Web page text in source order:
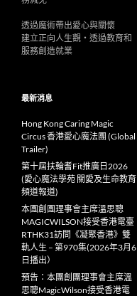
透過魔術帶出愛心與關懷
建立正向人生觀‧透過教育和
服務創造就業
最新消息
Hong Kong Caring Magic
Circus 香港愛心魔法團 (Global
Trailer)
第十屆扶輪耆Fit推廣日2026
(愛心魔法學苑 關愛及生命教育
頻道報道)
本團創團理事會主席溫思聰
MAGICWILSON接受香港電臺
RTHK31訪問《凝聚香港》雙
軌人生 – 第970集(2026年3月6
日播出）
預告：本團創團理事會主席溫
思聰MagicWilson接受香港電